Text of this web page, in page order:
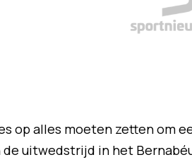
op alles moeten zetten om
de uitwedstrijd in het